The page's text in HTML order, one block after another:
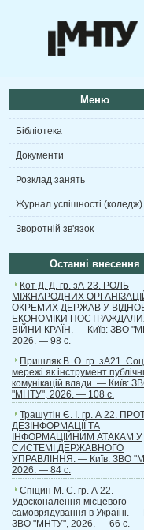
Меню
Бібліотека
Документи
Розклад занять
Журнал успішності (коледж)
Зворотній зв'язок
Останні внесення
Кот Д. Д. гр. зА-23. РОЛЬ
МІЖНАРОДНИХ
ОКРЕМИХ ДЕРЖАВ У
ЕКОНОМІКИ
ВІЙНИ КРАЇН. — Київ: ЗВО
2026. — 98 с.
Пришляк В. О. гр. зА21.
мережі як інструмент
комунікацій влади. — Київ:
"МНТУ", 2026. — 108 с.
Трашутін Є. І. гр. А 22.
ДЕЗІНФОРМАЦІЇ ТА
ІНФОРМАЦІЙНИМ АТАКАМ У
СИСТЕМІ ДЕРЖАВНОГО
УПРАВЛІННЯ. — Київ: ЗВО
2026. — 84 с.
Спіцин М. С. гр. А 22.
Удосконалення місцевого
самоврядування в Україні. —
ЗВО "МНТУ", 2026. — 66 с.